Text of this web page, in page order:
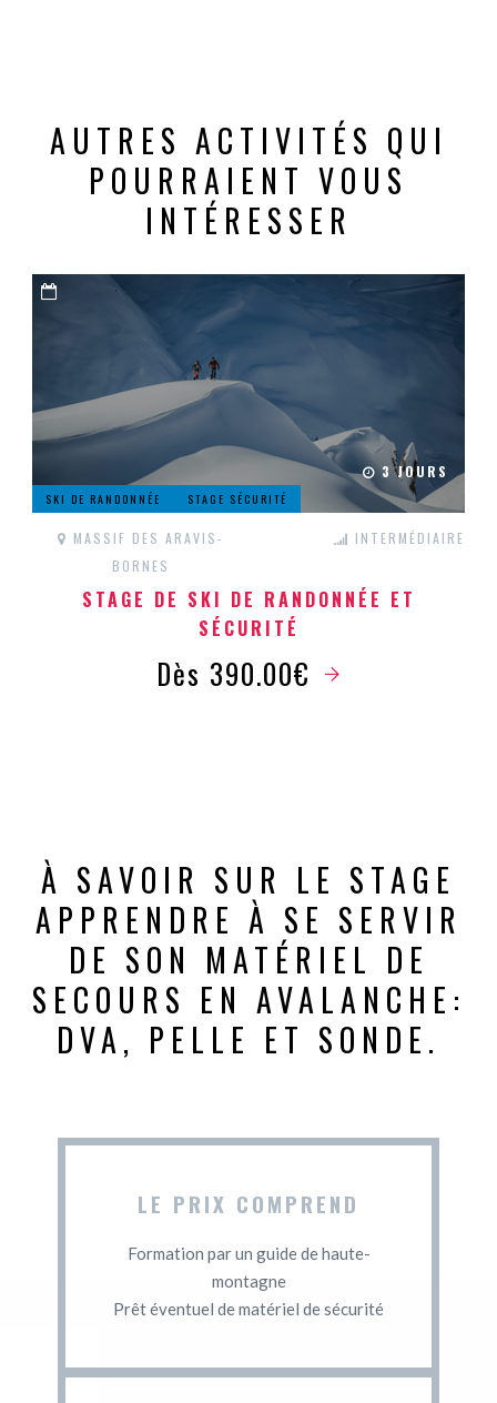
AUTRES ACTIVITÉS QUI
POURRAIENT VOUS
INTÉRESSER
3 JOURS
SKI DE RANDONNÉE STAGE SÉCURITÉ
MASSIF DES ARAVIS-
BORNES
INTERMÉDIAIRE
STAGE DE SKI DE RANDONNÉE ET
SÉCURITÉ
Dès 390.00€
À SAVOIR SUR LE STAGE
APPRENDRE À SE SERVIR
DE SON MATÉRIEL DE
SECOURS EN AVALANCHE:
DVA, PELLE ET SONDE.
LE PRIX COMPREND
Formation par un guide de haute-
montagne
Prêt éventuel de matériel de sécurité